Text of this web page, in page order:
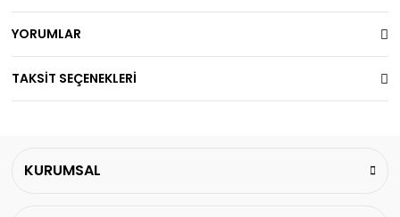
YORUMLAR
TAKSİT SEÇENEKLERİ
KURUMSAL